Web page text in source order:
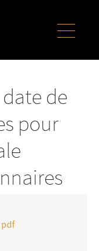
de
pour
pdf